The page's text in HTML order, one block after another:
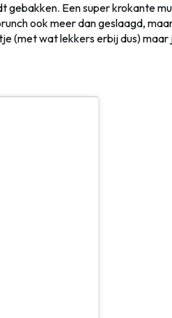
gebakken. Een super krokante
ook meer dan geslaagd,
(met wat lekkers erbij dus) maar